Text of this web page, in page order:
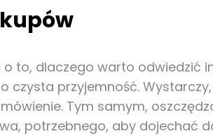
to, dlaczego warto odwiedzić
przyjemność.
Tym samym,
potrzebnego, aby dojechać